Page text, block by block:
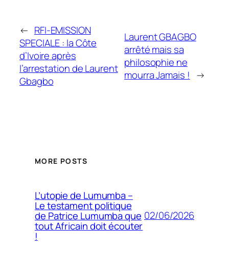
← RFI-EMISSION
SPECIALE : la Côte
d’Ivoire après
l’arrestation de Laurent
Gbagbo
Laurent GBAGBO
arrêté mais sa
philosophie ne
mourra Jamais ! →
MORE POSTS
L’utopie de Lumumba –
Le testament politique
de Patrice Lumumba que
tout Africain doit écouter
!
02/06/2026